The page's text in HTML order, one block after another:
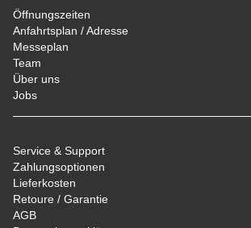
Öffnungszeiten
Anfahrtsplan / Adresse
Messeplan
Team
Über uns
Jobs
Service & Support
Zahlungsoptionen
Lieferkosten
Retoure / Garantie
AGB